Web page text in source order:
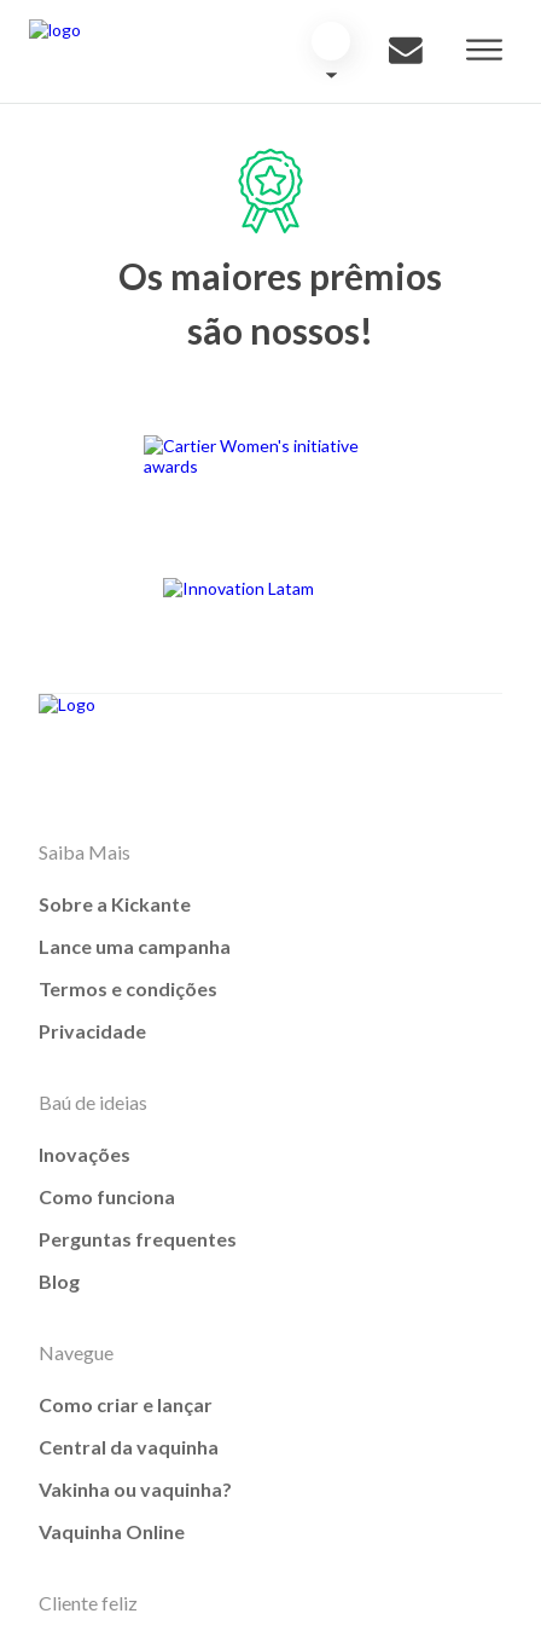
Os maiores prêmios
são nossos!
Saiba Mais
Sobre a Kickante
Lance uma campanha
Termos e condições
Privacidade
Baú de ideias
Inovações
Como funciona
Perguntas frequentes
Blog
Navegue
Como criar e lançar
Central da vaquinha
Vakinha ou vaquinha?
Vaquinha Online
Cliente feliz